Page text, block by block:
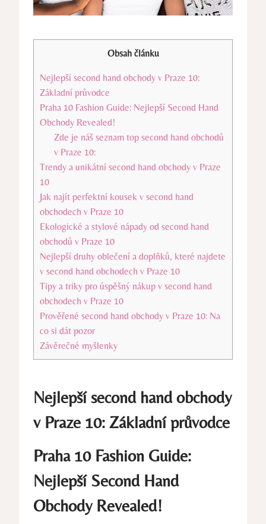
Obsah článku
Nejlepší second hand obchody v Praze 10:
Základní průvodce
Praha 10 Fashion Guide: Nejlepší Second Hand
Obchody Revealed!
Zde je náš seznam top second hand obchodů
v Praze 10:
Trendy a unikátní second hand obchody v Praze
10
Jak najít perfektní kousek v second hand
obchodech v Praze 10
Ekologické a stylové nápady od second hand
obchodů v Praze 10
Nejlepší druhy oblečení a doplňků, které najdete
v second hand obchodech v Praze 10
Tipy a triky pro úspěšný nákup v second hand
obchodech v Praze 10
Prověřené second hand obchody v Praze 10: Na
co si dát pozor
Závěrečné myšlenky
Nejlepší second hand obchody
v Praze 10: Základní průvodce
Praha 10 Fashion Guide:
Nejlepší Second Hand
Obchody Revealed!